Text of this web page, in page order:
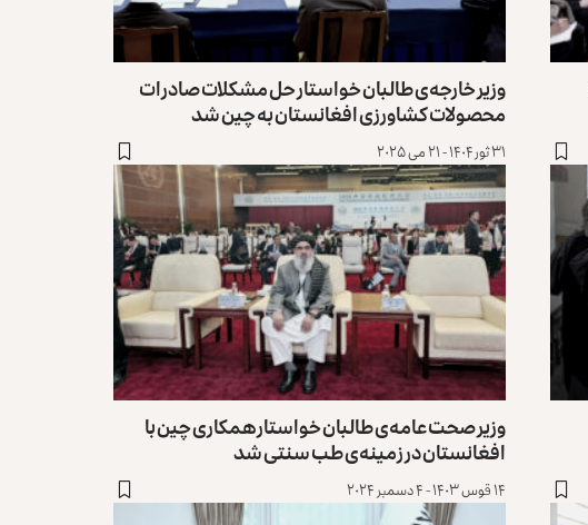
وزیر خارجه‌ی طالبان خواستار حل مشکلات صادرات
محصولات کشاورزی افغانستان به چین شد
۳۱ ثور ۱۴۰۴ - ۲۱ می ۲۰۲۵
وزیر صحت عامه‌ی طالبان خواستار همکاری چین با
افغانستان در زمینه‌ی طب سنتی شد
۱۴ قوس ۱۴۰۳ - ۴ دسمبر ۲۰۲۴